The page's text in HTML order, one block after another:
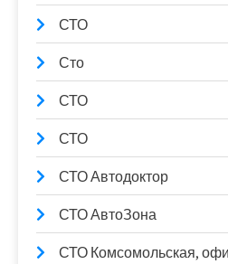
СТО
Сто
СТО
СТО
СТО Автодоктор
СТО АвтоЗона
СТО Комсомольская,